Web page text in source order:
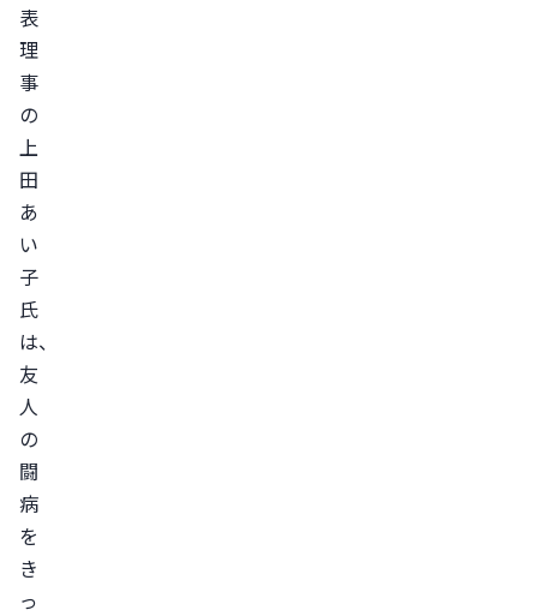
表
理
事
の
上
田
あ
い
子
氏
は、
友
人
の
闘
病
を
き
っ